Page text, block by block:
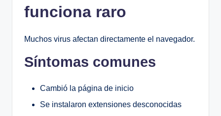
funciona raro
Muchos virus afectan directamente el navegador.
Síntomas comunes
Cambió la página de inicio
Se instalaron extensiones desconocidas